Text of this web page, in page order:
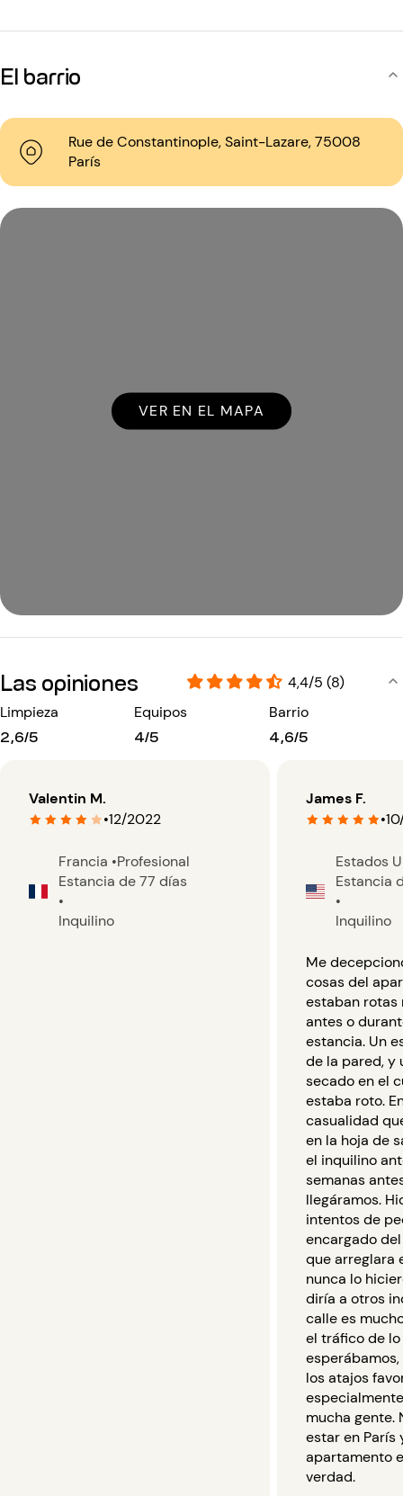
El barrio
Rue de Constantinople, Saint-Lazare, 75008
París
VER EN EL MAPA
Las opiniones
4,4/5 (8)
Limpieza
2,6/5
Equipos
4/5
Barrio
4,6/5
Valentin M.
•12/2022
Francia •Profesional
Estancia de 77 días
•
Inquilino
James F.
•
Estados
Estancia
•
Inquilino
Me
cosas del
estaban rotas
antes o
estancia. Un
de la pared, y
secado en el
estaba roto.
casualidad
en la hoja de
el inquilino
semanas
llegáramos.
intentos de
encargado
que arreglara
nunca lo
diría a otros
calle es
el tráfico de
los atajos
mucha gente.
estar en París
apartamento
verdad.